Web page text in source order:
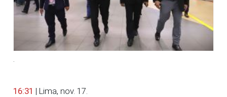
.
16:31 | Lima, nov. 17.